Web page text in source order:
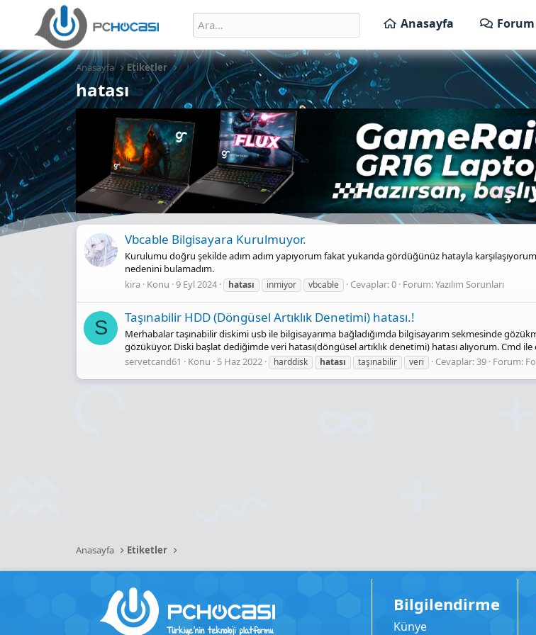
Anasayfa Forum
Anasayfa Etiketler
hatası
Vbcable Bilgisayara Kurulmuyor.
Kurulumu doğru şekilde adım adım yapıyorum fakat yukarıda gördüğünüz hatayla
nedenini bulamadım.
kira Konu 9 Eyl 2024 hatası inmiyor vbcable Cevaplar: 0 Forum:Yazılım Sorunları
S Taşınabilir HDD (Döngüsel Artıklık Denetimi) hatası.!
Merhabalar taşınabilir diskimi usb ile bilgisayarıma bağladığımda bilgisayarım sekmesinde
gözüküyor. Diski başlat dediğimde veri hatası(döngüsel artıklık denetimi) hatası alıyorum. Cmd
servetcand61
Konu 5 Haz 2022 harddisk hatası taşınabilir veri Cevaplar: 39 Forum:
Anasayfa Etiketler
Bilgilendirme
Künye